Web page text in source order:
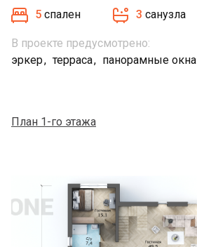
5 спален 3 санузла
В проекте предусмотрено:
эркер
терраса панорамные окна
План 1-го этажа